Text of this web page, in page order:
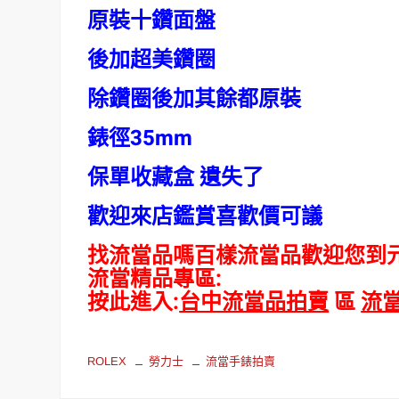
原裝十鑽面盤
後加超美鑽圈
除鑽圈後加其餘都原裝
錶徑35mm
保單收藏盒 遺失了
歡迎來店鑑賞喜歡價可議
找流當品嗎百樣流當品歡迎您到
流當精品專區:
按此進入:台中流當品拍賣區流
ROLEX 勞力士 流當手錶拍賣